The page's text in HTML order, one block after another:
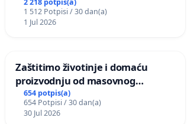
godišnje nagrade ili drugog
javnog događaja „Edin Avdić“ u
Sarajevu
1 512 Potpisi / 30 dan(a)
1 Jul 2026
Zaštitimo životinje i domaću
proizvodnju od masovnog
uništavanja zbog afričke svinjske
kuge
654 potpis(a)
654 Potpisi / 30 dan(a)
30 Jul 2026